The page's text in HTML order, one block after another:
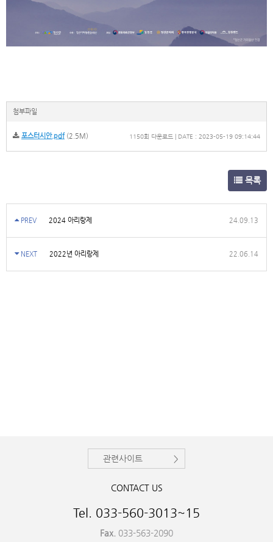
첨부파일
포스터시안.pdf(2.5M) 1150회 다운로드 | DATE : 2023-05-19 09:14:44
목록
PREV 2024 아리랑제 24.09.13
NEXT 2022년 아리랑제 22.06.14
관련사이트
CONTACT US
Tel. 033-560-3013~15
Fax. 033-563-2090